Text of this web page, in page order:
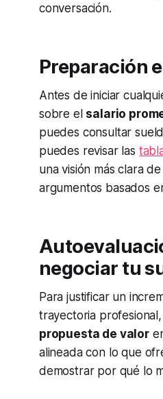
conversación.
Preparación
Antes de iniciar
sobre el salario
puedes consultar
puedes revisar las
una visión más clara
argumentos basados
negociar tu
Para justificar un
trayectoria
propuesta de valor
alineada con lo que
demostrar por qué lo